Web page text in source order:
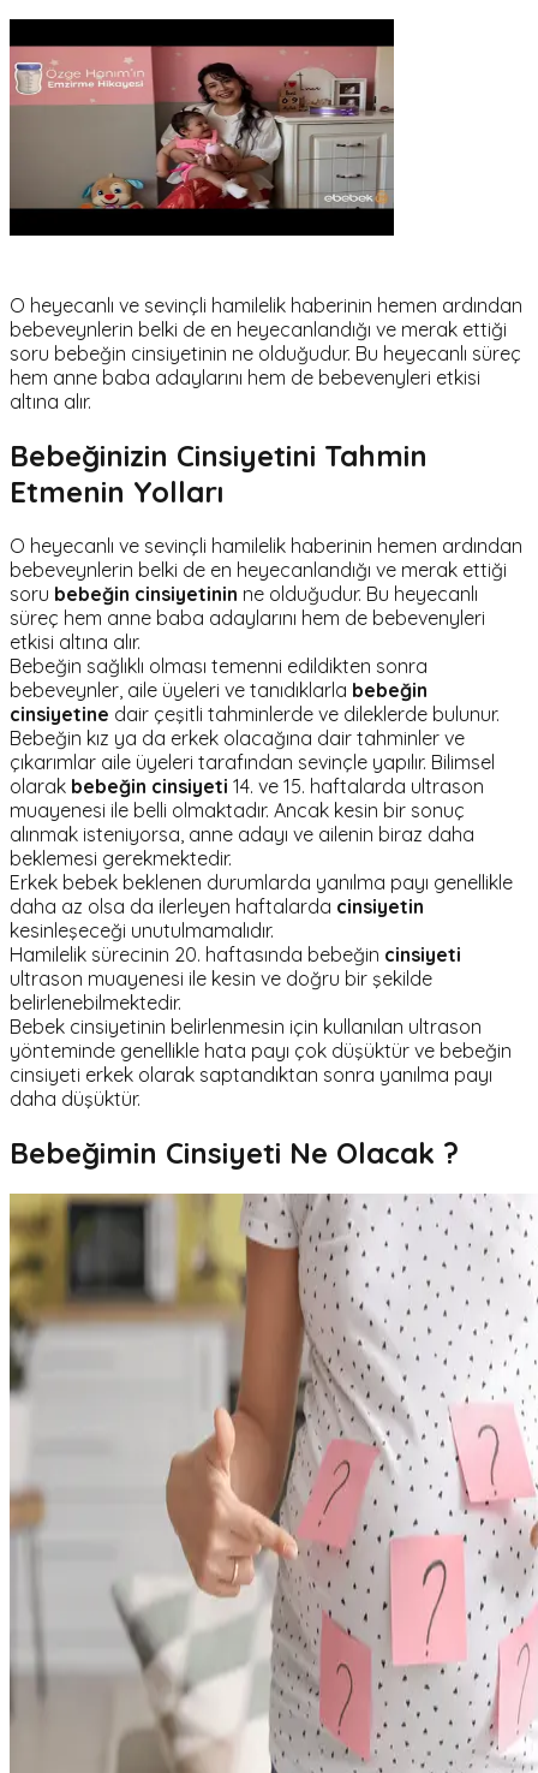
O heyecanlı ve sevinçli hamilelik haberinin hemen ardından
bebeveynlerin belki de en heyecanlandığı ve merak ettiği
soru bebeğin cinsiyetinin ne olduğudur. Bu heyecanlı süreç
hem anne baba adaylarını hem de bebevenyleri etkisi
altına alır.
Bebeğinizin Cinsiyetini Tahmin
Etmenin Yolları
O heyecanlı ve sevinçli hamilelik haberinin hemen ardından
bebeveynlerin belki de en heyecanlandığı ve merak ettiği
soru bebeğin cinsiyetinin ne olduğudur. Bu heyecanlı
süreç hem anne baba adaylarını hem de bebevenyleri
etkisi altına alır.
Bebeğin sağlıklı olması temenni edildikten sonra
bebeveynler, aile üyeleri ve tanıdıklarla bebeğin
cinsiyetine dair çeşitli tahminlerde ve dileklerde bulunur.
Bebeğin kız ya da erkek olacağına dair tahminler ve
çıkarımlar aile üyeleri tarafından sevinçle yapılır. Bilimsel
olarak bebeğin cinsiyeti 14. ve 15. haftalarda ultrason
muayenesi ile belli olmaktadır. Ancak kesin bir sonuç
alınmak isteniyorsa, anne adayı ve ailenin biraz daha
beklemesi gerekmektedir.
Erkek bebek beklenen durumlarda yanılma payı genellikle
daha az olsa da ilerleyen haftalarda cinsiyetin
kesinleşeceği unutulmamalıdır.
Hamilelik sürecinin 20. haftasında bebeğin cinsiyeti
ultrason muayenesi ile kesin ve doğru bir şekilde
belirlenebilmektedir.
Bebek cinsiyetinin belirlenmesin için kullanılan ultrason
yönteminde genellikle hata payı çok düşüktür ve bebeğin
cinsiyeti erkek olarak saptandıktan sonra yanılma payı
daha düşüktür.
Bebeğimin Cinsiyeti Ne Olacak ?